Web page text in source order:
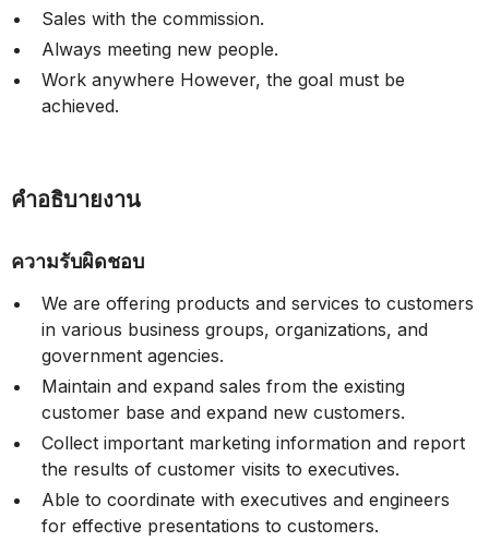
Sales with the commission.
Always meeting new people.
Work anywhere However, the goal must be
achieved.
คำอธิบายงาน
ความรับผิดชอบ
We are offering products and services to customers
in various business groups, organizations, and
government agencies.
Maintain and expand sales from the existing
customer base and expand new customers.
Collect important marketing information and report
the results of customer visits to executives.
Able to coordinate with executives and engineers
for effective presentations to customers.